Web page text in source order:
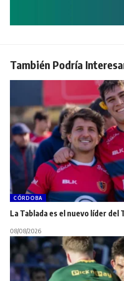
También Podría
CÓRDOBA
La Tablada es el nuevo líder del
08/08/2026